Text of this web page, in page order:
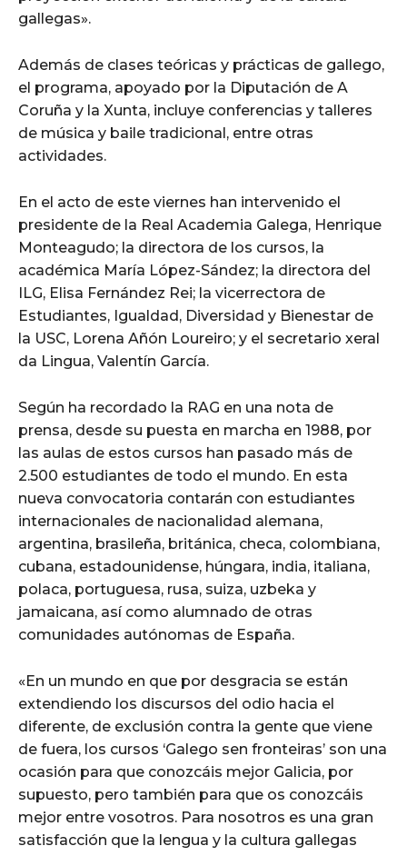
gallegas».
Además de clases teóricas y prácticas de gallego,
el programa, apoyado por la Diputación de A
Coruña y la Xunta, incluye conferencias y talleres
de música y baile tradicional, entre otras
actividades.
En el acto de este viernes han intervenido el
presidente de la Real Academia Galega, Henrique
Monteagudo; la directora de los cursos, la
académica María López-Sández; la directora del
ILG, Elisa Fernández Rei; la vicerrectora de
Estudiantes, Igualdad, Diversidad y Bienestar de
la USC, Lorena Añón Loureiro; y el secretario xeral
da Lingua, Valentín García.
Según ha recordado la RAG en una nota de
prensa, desde su puesta en marcha en 1988, por
las aulas de estos cursos han pasado más de
2.500 estudiantes de todo el mundo. En esta
nueva convocatoria contarán con estudiantes
internacionales de nacionalidad alemana,
argentina, brasileña, británica, checa, colombiana,
cubana, estadounidense, húngara, india, italiana,
polaca, portuguesa, rusa, suiza, uzbeka y
jamaicana, así como alumnado de otras
comunidades autónomas de España.
«En un mundo en que por desgracia se están
extendiendo los discursos del odio hacia el
diferente, de exclusión contra la gente que viene
de fuera, los cursos ‘Galego sen fronteiras’ son una
ocasión para que conozcáis mejor Galicia, por
supuesto, pero también para que os conozcáis
mejor entre vosotros. Para nosotros es una gran
satisfacción que la lengua y la cultura gallegas